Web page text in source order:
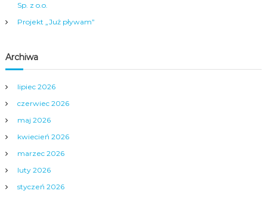
Sp. z o.o.
Projekt „Już pływam”
Archiwa
lipiec 2026
czerwiec 2026
maj 2026
kwiecień 2026
marzec 2026
luty 2026
styczeń 2026